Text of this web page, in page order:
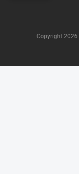
Copyright 2026